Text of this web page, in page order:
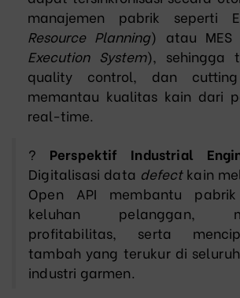
manajemen pabrik seperti
Resource Planning) atau MES
Execution System), sehingga
quality control, dan
memantau kualitas kain dari
real-time.
? Perspektif Industrial
Digitalisasi data defectkain
Open API membantu
keluhan pelanggan,
profitabilitas, serta
tambah yang terukur di
industri garmen.